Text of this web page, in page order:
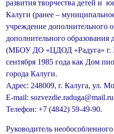
развития творчества детей и
Калуги (ранее –
учреждение дополнительного
дополнительного образования
(МБОУ ДО «ЦДОД «Радуга» г.
сентября 1985 года как Дом
города Калуги.
Адрес: 248009, г. Калуга, ул.
E-mail: sozvezdie.raduga@mail.ru
Телефон: +7 (4842) 59-49-90.
Руководитель